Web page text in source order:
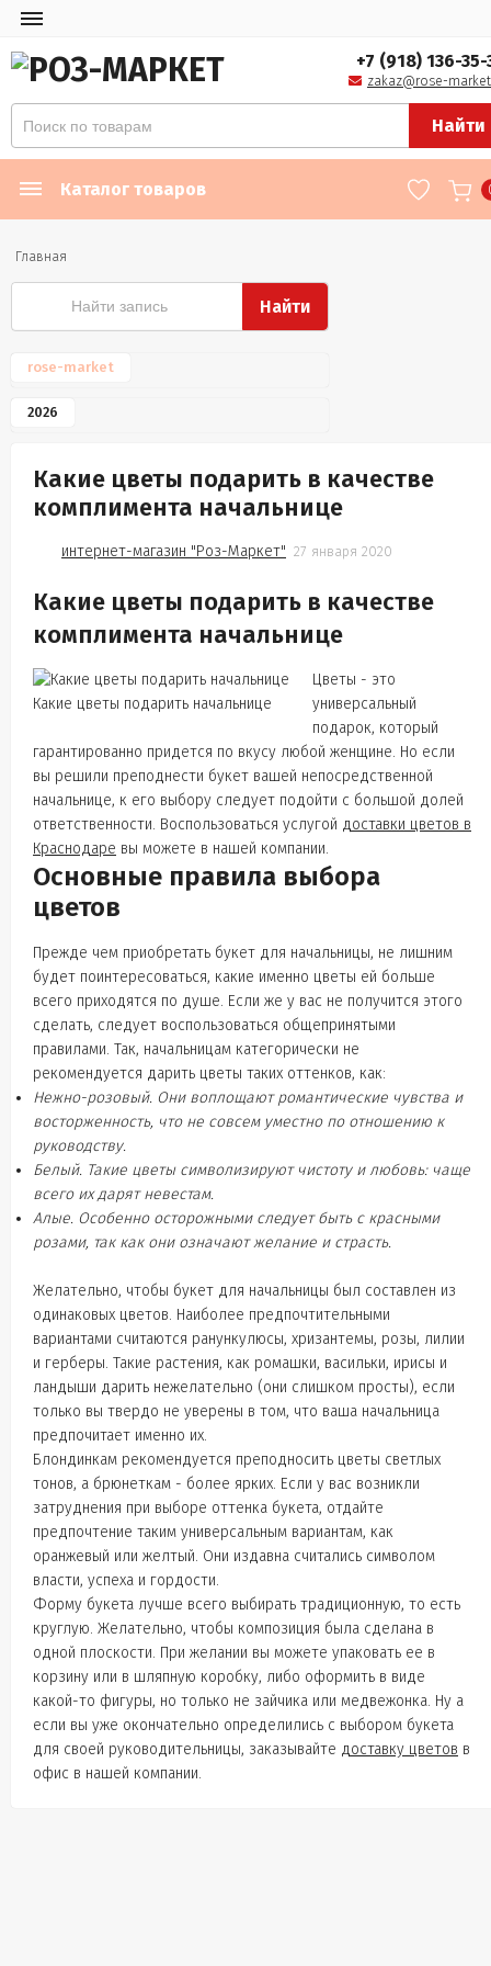
+7 (918) 136-35-
zakaz@rose-
Найти
Каталог товаров
Главная
Найти
rose-market
2026
Какие цветы подарить в качестве
комплимента начальнице
интернет-магазин "Роз-Маркет" 27 января 2020
Какие цветы подарить в качестве
комплимента начальнице
Какие цветы подарить начальнице
Цветы - это
универсальный
подарок, который
гарантированно придется по вкусу любой женщине. Но если
вы решили преподнести букет вашей непосредственной
начальнице, к его выбору следует подойти с большой долей
ответственности. Воспользоваться услугой доставки цветов в
Краснодаре вы можете в нашей компании.
Основные правила выбора
цветов
Прежде чем приобретать букет для начальницы, не лишним
будет поинтересоваться, какие именно цветы ей больше
всего приходятся по душе. Если же у вас не получится этого
сделать, следует воспользоваться общепринятыми
правилами. Так, начальницам категорически не
рекомендуется дарить цветы таких оттенков, как:
Нежно-розовый. Они воплощают романтические чувства и
восторженность, что не совсем уместно по отношению к
руководству.
Белый. Такие цветы символизируют чистоту и любовь: чаще
всего их дарят невестам.
Алые. Особенно осторожными следует быть с красными
розами, так как они означают желание и страсть.
Желательно, чтобы букет для начальницы был составлен из
одинаковых цветов. Наиболее предпочтительными
вариантами считаются ранункулюсы, хризантемы, розы, лилии
и герберы. Такие растения, как ромашки, васильки, ирисы и
ландыши дарить нежелательно (они слишком просты), если
только вы твердо не уверены в том, что ваша начальница
предпочитает именно их.
Блондинкам рекомендуется преподносить цветы светлых
тонов, а брюнеткам - более ярких. Если у вас возникли
затруднения при выборе оттенка букета, отдайте
предпочтение таким универсальным вариантам, как
оранжевый или желтый. Они издавна считались символом
власти, успеха и гордости.
Форму букета лучше всего выбирать традиционную, то есть
круглую. Желательно, чтобы композиция была сделана в
одной плоскости. При желании вы можете упаковать ее в
корзину или в шляпную коробку, либо оформить в виде
какой-то фигуры, но только не зайчика или медвежонка. Ну а
если вы уже окончательно определились с выбором букета
для своей руководительницы, заказывайте доставку цветов в
офис в нашей компании.